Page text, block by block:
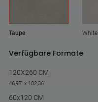
Taupe White
Verfügbare Formate
120X260 CM
46,97' x 102,36'
60x120 CM